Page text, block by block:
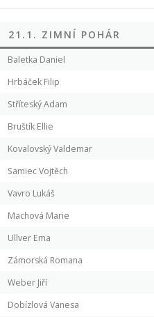
21.1. ZIMNÍ POHÁR
Baletka Daniel
Hrbáček Filip
Stříteský Adam
Bruštík Ellie
Kovalovský Valdemar
Samiec Vojtěch
Vavro Lukáš
Machová Marie
Ullver Ema
Zámorská Romana
Weber Jiří
Dobízlová Vanesa